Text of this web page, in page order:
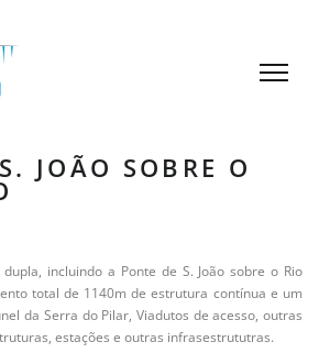
JOÃO SOBRE O
incluindo a Ponte de S. João sobre o Rio
total de 1140m de estrutura contínua e um
da Serra do Pilar, Viadutos de acesso, outras
estações e outras infrasestrututras.